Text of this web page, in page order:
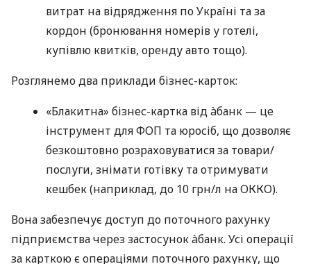
витрат на відрядження по Україні та за
кордон (бронювання номерів у готелі,
купівлю квитків, оренду авто тощо).
Розглянемо два приклади бізнес-карток:
«Блакитна» бізнес-картка від àбанк — це
інструмент для ФОП та юросіб, що дозволяє
безкоштовно розраховуватися за товари/
послуги, знімати готівку та отримувати
кешбек (наприклад, до 10 грн/л на ОККО).
Вона забезпечує доступ до поточного рахунку
підприємства через застосунок àбанк. Усі операції
за карткою є операціями поточного рахунку, що